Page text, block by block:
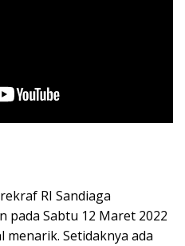
RI Sandiaga
pada Sabtu 12 Maret 2022
menarik. Setidaknya ada